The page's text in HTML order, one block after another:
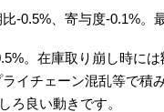
-0.5%、寄与度-0.1%。
。在庫取り崩し時に
イチェーン混乱等で積
ろ良い動きです。